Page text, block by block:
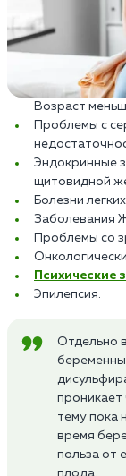
Возраст
Проблемы с
Эндокринные
щитовидной
Болезни
Заболевания
Проблемы со
Психические
Эпилепсия.
Отдельно
проникает
тему пока
время
польза от
плода.